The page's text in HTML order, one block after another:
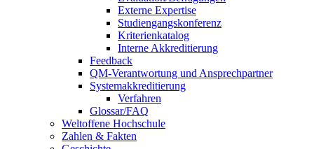
Externe Expertise
Studiengangskonferenz
Kriterienkatalog
Interne Akkreditierung
Feedback
QM-Verantwortung und Ansprechpartner
Systemakkreditierung
Verfahren
Glossar/FAQ
Weltoffene Hochschule
Zahlen & Fakten